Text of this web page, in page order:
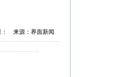
： 来源：界面新闻